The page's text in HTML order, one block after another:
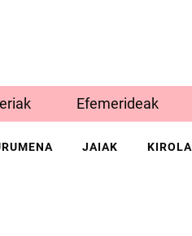
Efemerideak
JAIAK KIROLA